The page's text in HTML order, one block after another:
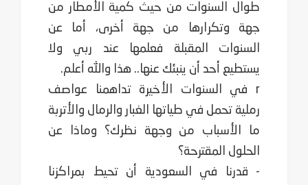
طوال السنوات من حيث كمية الأمطار من
جهة وتكرارها من جهة أخرى، أما عن
السنوات المقبلة فعلمها عند ربي ولا
يستطيع أحد أن ينبئك عنها.. هذا والله أعلم.
r في السنوات الأخيرة تداهمنا عواصف
رملية تحمل في طياتها الغبار والرمال والأتربة
ما الأسباب من وجهة نظرك؟ وماذا عن
الحلول المقترحة؟
- قدرنا في السعودية أن تحيط بمراكزنا